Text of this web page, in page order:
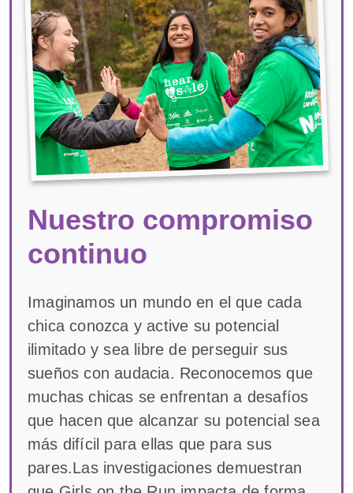
Nuestro compromiso
continuo
Imaginamos un mundo en el que cada
chica conozca y active su potencial
ilimitado y sea libre de perseguir sus
sueños con audacia. Reconocemos que
muchas chicas se enfrentan a desafíos
que hacen que alcanzar su potencial sea
más difícil para ellas que para sus
pares.Las investigaciones demuestran